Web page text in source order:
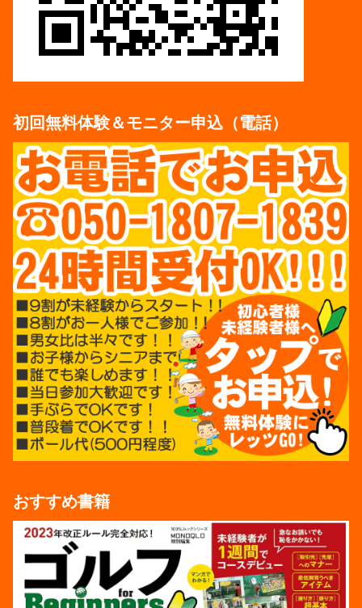
初回無料体験＆モニター申込（電話）
おすすめ書籍